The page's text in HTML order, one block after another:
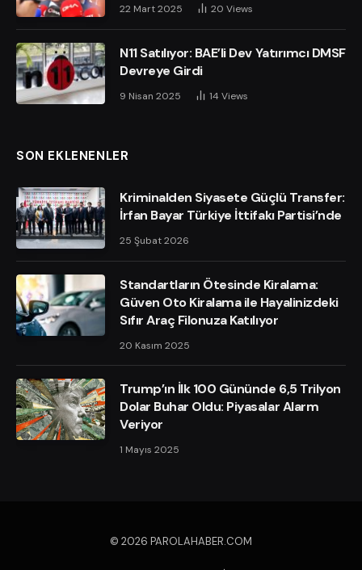
22 Mart 2025 20 Views
N11 Satılıyor: BAE’li Dev Yatırımcı DMSF
Devreye Girdi
9 Nisan 2025 14 Views
SON EKLENENLER
Kriminalden Siyasete Güçlü Transfer:
İrfan Bayar Türkiye İttifakı Partisi’nde
25 Şubat 2026
Standartların Ötesinde Kiralama:
Güven Oto Kiralama ile Hayalinizdeki
Sıfır Araç Filonuza Katılıyor
20 Kasım 2025
Trump’ın İlk 100 Gününde 6,5 Trilyon
Dolar Buhar Oldu: Piyasalar Alarm
Veriyor
1 Mayıs 2025
© 2026 PAROLAHABER.COM